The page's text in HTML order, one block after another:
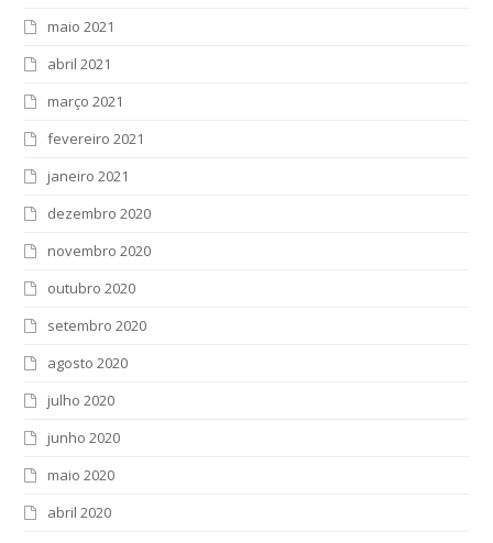
maio 2021
abril 2021
março 2021
fevereiro 2021
janeiro 2021
dezembro 2020
novembro 2020
outubro 2020
setembro 2020
agosto 2020
julho 2020
junho 2020
maio 2020
abril 2020